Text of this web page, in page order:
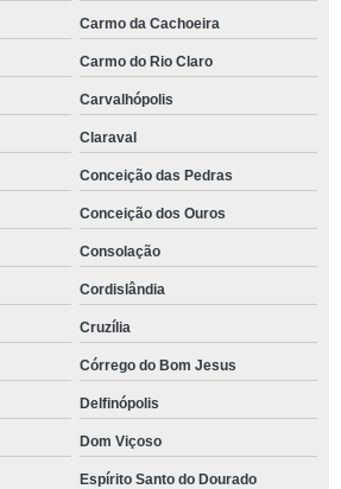
Carmo da Cachoeira
Carmo do Rio Claro
Carvalhópolis
Claraval
Conceição das Pedras
Conceição dos Ouros
Consolação
Cordislândia
Cruzília
Córrego do Bom Jesus
Delfinópolis
Dom Viçoso
Espírito Santo do Dourado